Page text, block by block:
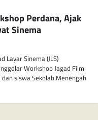
Perdana, Ajak
Sinema
Layar Sinema (JLS)
Workshop Jagad Film
siswa Sekolah Menengah